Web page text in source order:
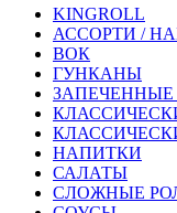
KINGROLL
АССОРТИ /
ВОК
ГУНКАНЫ
НАПИТКИ
САЛАТЫ
СЛОЖНЫЕ